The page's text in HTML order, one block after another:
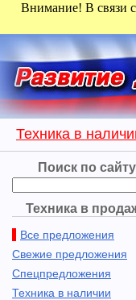
Внимание! В связи с
Техника в
Поиск по сайту
Техника в
Все предложения
Свежие предложения
Спецпредложения
Техника в наличии